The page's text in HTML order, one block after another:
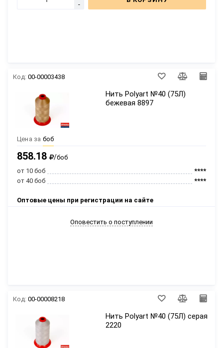
-
Код: 00-00003438
Нить Polyart №40 (75Л)
бежевая 8897
Цена за боб
858.18 /боб
от 10 боб
****
от 40 боб
****
Оптовые цены при регистрации на сайте
Оповестить о поступлении
Код: 00-00008218
Нить Polyart №40 (75Л) серая
2220